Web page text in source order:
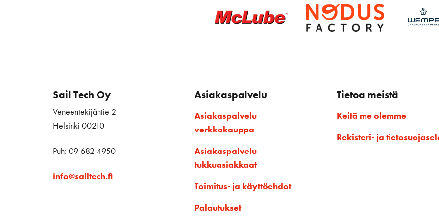
Sail Tech Oy
Veneentekijäntie 2
Helsinki 00210
Puh: 09 682 4950
info@sailtech.fi
Asiakaspalvelu
Asiakaspalvelu
verkkokauppa
Asiakaspalvelu
tukkuasiakkaat
Toimitus- ja käyttöehdot
Palautukset
Tietoa meistä
Keitä me olemme
Rekisteri- ja